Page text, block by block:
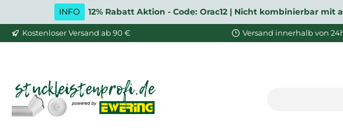
Hauptinhalt springen
Zur Suche springen
Zur Hauptnavigation springen
INFO 12% Rabatt Aktion - Code: Orac12 | Nicht kombinierbar
Kostenloser Versand ab 90 € Versand innerhalb von